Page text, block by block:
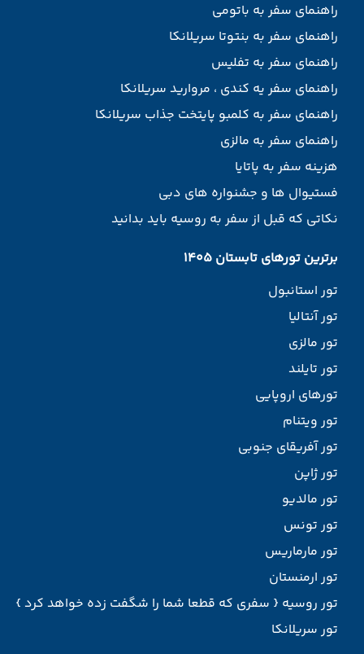
راهنمای سفر به باتومی
راهنمای سفر به بنتوتا سریلانکا
راهنمای سفر به تفلیس
راهنمای سفر یه کندی ، مروارید سریلانکا
راهنمای سفر به کلمبو پایتخت جذاب سریلانکا
راهنمای سفر به مالزی
هزینه سفر به پاتایا
فستیوال ها و جشنواره های دبی
نکاتی که قبل از سفر به روسیه باید بدانید
برترین تورهای تابستان 1405
تور استانبول
تور آنتالیا
تور مالزی
تور تایلند
تورهای اروپایی
تور ویتنام
تور آفریقای جنوبی
تور ژاپن
تور مالدیو
تور تونس
تور مارماریس
تور ارمنستان
تور روسیه { سفری که قطعا شما را شگفت زده خواهد کرد }
تور سریلانکا